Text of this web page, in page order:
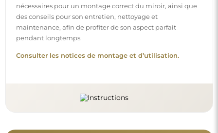
nécessaires pour un montage correct du miroir, ainsi que
des conseils pour son entretien, nettoyage et
maintenance, afin de profiter de son aspect parfait
pendant longtemps.
Consulter les notices de montage et d’utilisation.